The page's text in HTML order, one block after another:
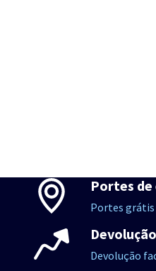
Portes
Portes grátis
Devolução